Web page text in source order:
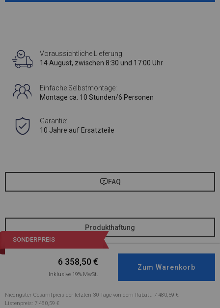
Voraussichtliche Lieferung:
14 August, zwischen 8:30 und 17:00 Uhr
Einfache Selbstmontage:
Montage ca. 10 Stunden/6 Personen
Garantie:
10 Jahre auf Ersatzteile
FAQ
Produkthaftung
SONDERPREIS
6 358,50€
Inklusive 19% MwSt.
Niedrigster Gesamtpreis der letzten 30 Tage von dem Rabatt: 7 480,59 €
Listenpreis: 7 480,59 €